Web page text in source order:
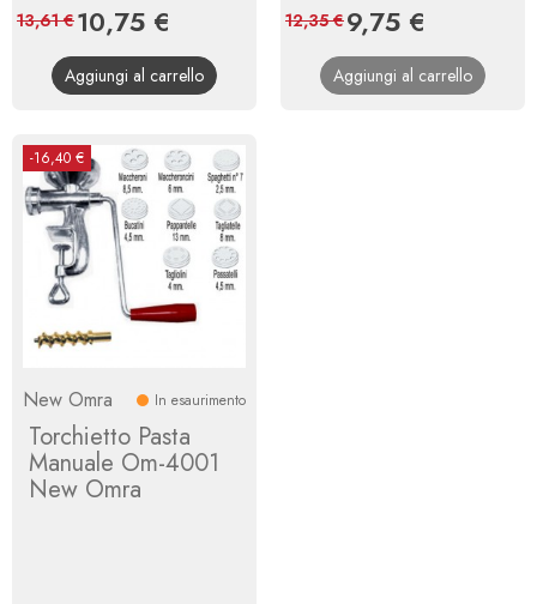
Prezzo
10,75 €
base
13,61 €
Aggiungi al carrello
Prezzo
9,75 €
base
12,35 €
Aggiungi al carrello
-16,40 €
New Omra In esaurimento
Torchietto Pasta
Manuale Om-4001
New Omra